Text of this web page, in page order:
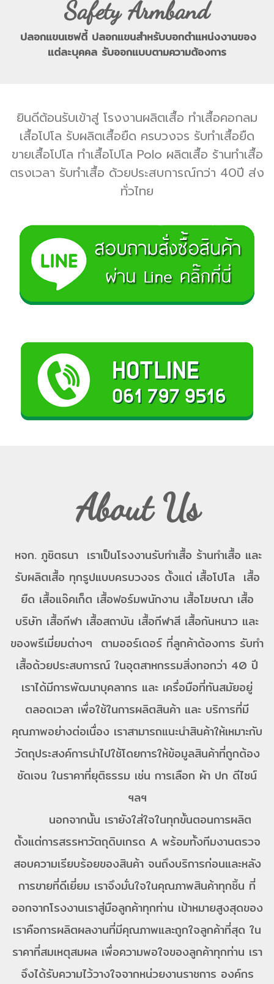
Safety Armband
ปลอกแขนเซฟตี้ ปลอกแขนสำหรับบอกตำแหน่งงานของ
แต่ละบุคคล รับออกแบบตามความต้องการ
ยินดีต้อนรับเข้าสู่ โรงงานผลิตเสื้อ ทำเสื้อคอกลม
เสื้อโปโล รับผลิตเสื้อยืด ครบวงจร รับทำเสื้อยืด
ขายเสื้อโปโล ทำเสื้อโปโล Polo ผลิตเสื้อ ร้านทำเสื้อ
ตรงเวลา รับทำเสื้อ ด้วยประสบการณ์กว่า 40ปี ส่ง
ทั่วไทย
About Us
หจก. ภูชิตธนา เราเป็นโรงงานรับทำเสื้อ ร้านทำเสื้อ และ
รับผลิตเสื้อ ทุกรูปแบบครบวงจร ตั้งแต่ เสื้อโปโล เสื้อ
ยืด เสื้อแจ๊คเก็ต เสื้อฟอร์มพนักงาน เสื้อโฆษณา เสื้อ
บริษัท เสื้อกีฬา เสื้อสถาบัน เสื้อกีฬาสี เสื้อกันหนาว และ
ของพรีเมี่ยมต่างๆ ตามออร์เดอร์ ที่ลูกค้าต้องการ รับทำ
เสื้อด้วยประสบการณ์ ในอุตสาหกรรมสิ่งทอกว่า 40 ปี
เราได้มีการพัฒนาบุคลากร และ เครื่อมือที่ทันสมัยอยู่
ตลอดเวลา เพื่อใช้ในการผลิตสินค้า และ บริการที่มี
คุณภาพอย่างต่อเนื่อง เราสามารถแนะนำสินค้าให้เหมาะกับ
วัตถุประสงค์การนำไปใช้โดยการให้ข้อมูลสินค้าที่ถูกต้อง
ชัดเจน ในราคาที่ยุติธรรม เช่น การเลือก ผ้า ปก ดีไซน์
ฯลฯ
นอกจากนั้น เรายังใส่ใจในทุกขั้นตอนการผลิต
ตั้งแต่การสรรหาวัตถุดิบเกรด A พร้อมทั้งทีมงานตรวจ
สอบความเรียบร้อยของสินค้า จนถึงบริการก่อนและหลัง
การขายที่ดีเยี่ยม เราจึงมั่นใจในคุณภาพสินค้าทุกชิ้น ที่
ออกจากโรงงานเราสู่มือลูกค้าทุกท่าน เป้าหมายสูงสุดของ
เราคือการผลิตผลงานที่มีคุณภาพและถูกใจลูกค้าที่สุด ใน
ราคาที่สมเหตุสมผล เพื่อความพอใจของลูกค้าทุกท่าน เรา
จึงได้รับความไว้วางใจจากหน่วยงานราชการ องค์กร